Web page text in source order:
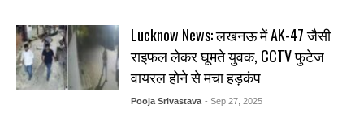
Lucknow News: लखनऊ में AK-47 जैसी
राइफल लेकर घूमते युवक, CCTV फुटेज
वायरल होने से मचा हड़कंप
Pooja Srivastava - Sep 27, 2025